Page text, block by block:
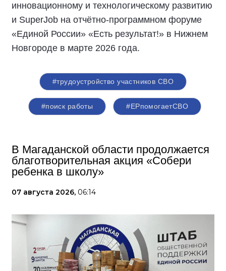
инновационному и технологическому развитию
и SuperJob на отчётно-программном форуме
«Единой России» «Есть результат!» в Нижнем
Новгороде в марте 2026 года.
#трудоустройство участников СВО
#поиск работы #ЕРпомогаетСВО
В Магаданской области продолжается
благотворительная акция «Собери
ребенка в школу»
07 августа 2026, 06:14